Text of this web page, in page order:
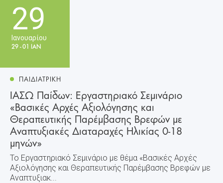
29
Ιανουαρίου
29 - 01 ΙΑΝ
ΠΑΙΔΙΑΤΡΙΚΗ
ΙΑΣΩ Παίδων: Εργαστηριακό Σεμινάριο
«Βασικές Αρχές Αξιολόγησης και
Θεραπευτικής Παρέμβασης Βρεφών με
Αναπτυξιακές Διαταραχές Ηλικίας 0-18
μηνών»
Το Εργαστηριακό Σεμινάριο με θέμα «Βασικές Aρχές
Αξιολόγησης και Θεραπευτικής Παρέμβασης Βρεφών με
Αναπτυξιακ...